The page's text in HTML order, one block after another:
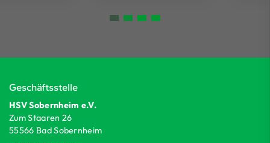
Geschäftsstelle
HSV Sobernheim e.V.
Zum Staaren 26
55566 Bad Sobernheim